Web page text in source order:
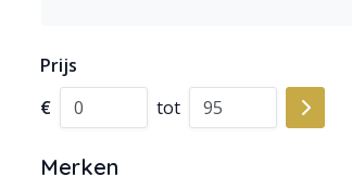
Prijs
€
tot
Merken